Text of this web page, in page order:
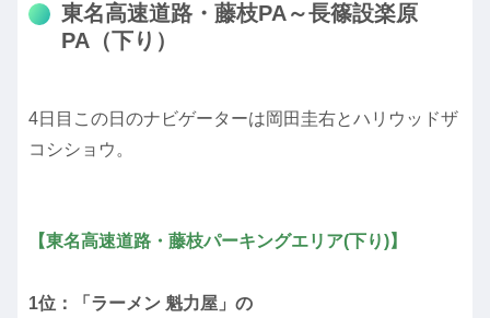
東名高速道路・藤枝PA～長篠設楽原
PA（下り）
4日目この日のナビゲーターは岡田圭右とハリウッドザ
コシショウ。
【東名高速道路・藤枝パーキングエリア(下り)】
1位：「ラーメン 魁力屋」の